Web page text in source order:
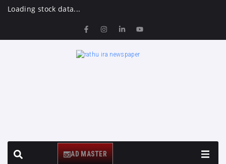
Loading stock data...
AD MASTER